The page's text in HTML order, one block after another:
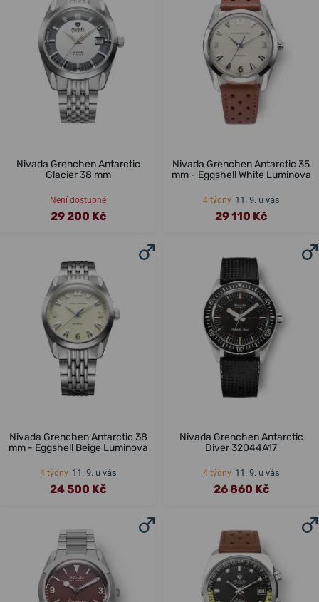
Nivada Grenchen Antarctic
Glacier 38 mm
Není dostupné
29 200 Kč
Nivada Grenchen Antarctic 35
mm - Eggshell White Luminova
4 týdny 11. 9. u vás
29 110 Kč
Nivada Grenchen Antarctic 38
mm - Eggshell Beige Luminova
4 týdny 11. 9. u vás
24 500 Kč
Nivada Grenchen Antarctic
Diver 32044A17
4 týdny 11. 9. u vás
26 860 Kč